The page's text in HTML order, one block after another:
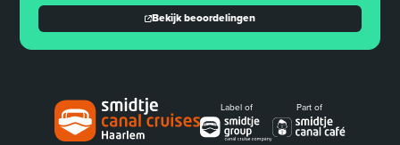
Bekijk beoordelingen
Label of Part of